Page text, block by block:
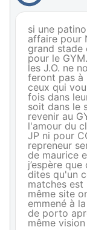
si une
affaire pour
grand stade
pour le
les J.O. ne
feront pas à
ceux qui
fois dans
soit dans le
revenir au
l'amour du
JP ni pour
repreneur
de maurice
j’espère
dites qu'un
matches
même site
emmené à
de porto
même